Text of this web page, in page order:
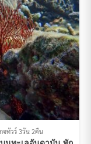
จทัวร์ 3วัน 2คืน